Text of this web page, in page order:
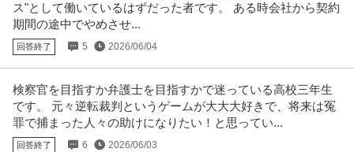
ス"として働いているはずだった者です。 ある時会社から契約
期間の途中でやめさせ...
回答終了 5 2026/06/04
検察官を目指すか弁護士を目指すかで迷っている高校三年生
です。 元々逆転裁判というゲームが大大大好きで、将来は冤
罪で捕まった人々の助けになりたい！と思ってい...
回答終了 6 2026/06/03